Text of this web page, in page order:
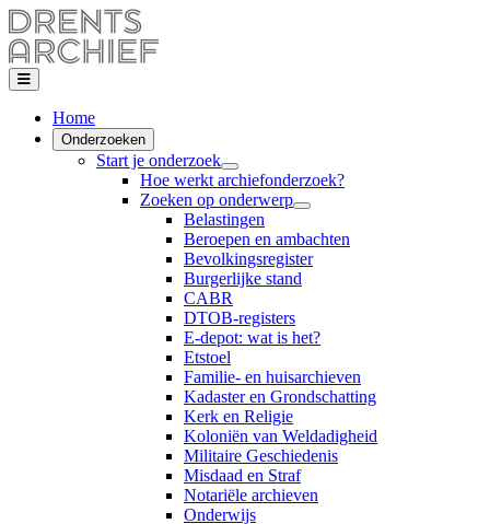
Home
Onderzoeken
Start je onderzoek
Hoe werkt archiefonderzoek?
Zoeken op onderwerp
Belastingen
Beroepen en ambachten
Bevolkingsregister
Burgerlijke stand
CABR
DTOB-registers
E-depot: wat is het?
Etstoel
Familie- en huisarchieven
Kadaster en Grondschatting
Kerk en Religie
Koloniën van Weldadigheid
Militaire Geschiedenis
Misdaad en Straf
Notariële archieven
Onderwijs